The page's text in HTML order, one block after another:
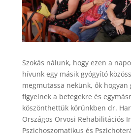
Szokás nálunk, hogy ezen a
hívunk egy másik gyógyító
megmutassa nekünk, ők hogyan
figyelnek a betegekre és
köszönthettük körünkben dr.
Országos Orvosi Rehabilitációs
Pszichoszomatikus és